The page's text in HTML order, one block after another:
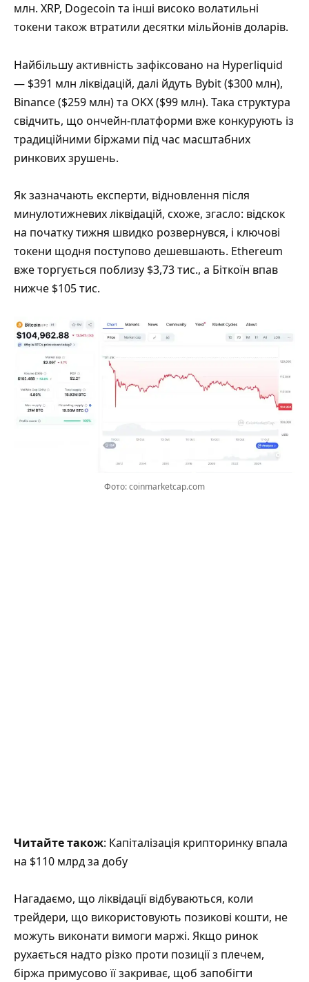
млн. XRP, Dogecoin та інші високо волатильні
токени також втратили десятки мільйонів доларів.
Найбільшу активність зафіксовано на Hyperliquid
— $391 млн ліквідацій, далі йдуть Bybit ($300 млн),
Binance ($259 млн) та OKX ($99 млн). Така структура
свідчить, що ончейн-платформи вже конкурують із
традиційними біржами під час масштабних
ринкових зрушень.
Як зазначають експерти, відновлення після
минулотижневих ліквідацій, схоже, згасло: відскок
на початку тижня швидко розвернувся, і ключові
токени щодня поступово дешевшають. Ethereum
вже торгується поблизу $3,73 тис., а Біткоїн впав
нижче $105 тис.
Фото: coinmarketcap.com
Читайте також: Капіталізація крипторинку впала
на $110 млрд за добу
Нагадаємо, що ліквідації відбуваються, коли
трейдери, що використовують позикові кошти, не
можуть виконати вимоги маржі. Якщо ринок
рухається надто різко проти позиції з плечем,
біржа примусово її закриває, щоб запобігти